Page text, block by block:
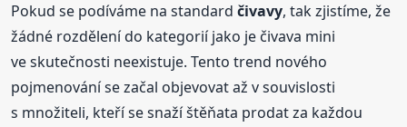
Pokud se podíváme na standardčivavy, tak zjistíme, že
žádné rozdělení do kategorií jako je čivava mini
ve skutečnosti neexistuje. Tento trend nového
pojmenování se začal objevovat až v souvislosti
s množiteli, kteří se snaží štěňata prodat za každou